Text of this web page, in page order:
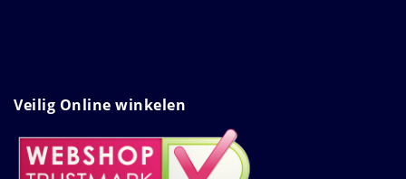
Veilig Online winkelen